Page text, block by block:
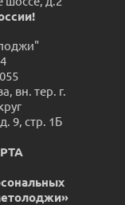
вн. тер. г.
9, стр. 1Б